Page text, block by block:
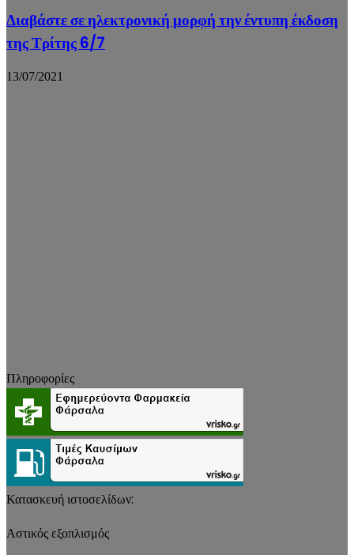
Διαβάστε σε ηλεκτρονική μορφή την έντυπη έκδοση
της Τρίτης 6/7
13/07/2021
Πληροφορίες
Κατασκευή ιστοσελίδων:
Αστικός εξοπλισμός